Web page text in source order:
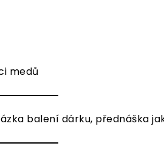
medů
balení dárku, přednáška